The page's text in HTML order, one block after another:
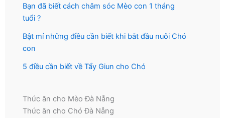
Bạn đã biết cách chăm sóc Mèo con 1 tháng
tuổi ?
Bật mí những điều cần biết khi bắt đầu nuôi Chó
con
5 điều cần biết về Tẩy Giun cho Chó
Thức ăn cho Mèo Đà Nẵng
Thức ăn cho Chó Đà Nẵng